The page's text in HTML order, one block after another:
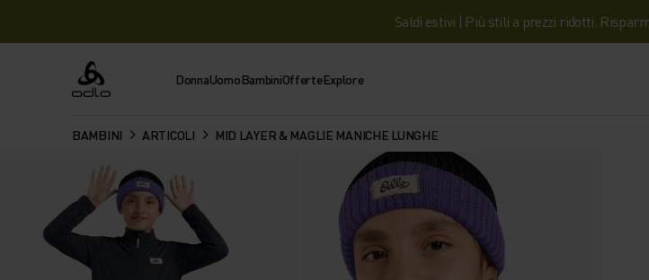
Saldi estivi | Più stili a prezzi ridotti.
Odlo DonnaUomoBambiniOfferteExplore
BAMBINI ARTICOLI MID LAYER & MAGLIE MANICHE LUNGHE